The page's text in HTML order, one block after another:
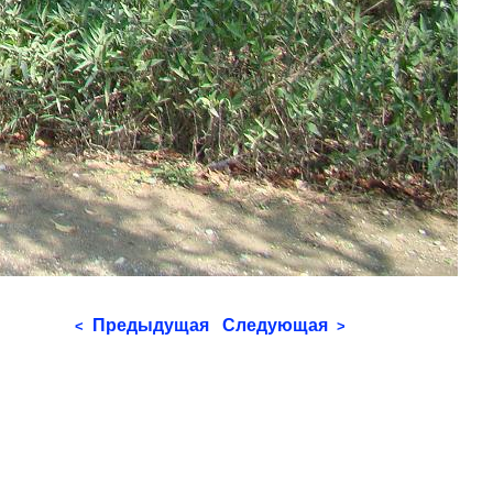
< Предыдущая Следующая >